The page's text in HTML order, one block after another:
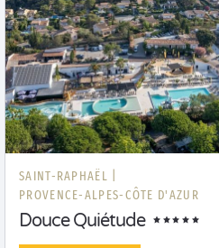
SAINT-RAPHAËL |
PROVENCE-ALPES-CÔTE D'AZUR
Douce Quiétude